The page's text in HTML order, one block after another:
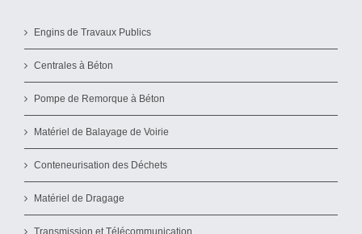
Engins de Travaux Publics
Centrales à Béton
Pompe de Remorque à Béton
Matériel de Balayage de Voirie
Conteneurisation des Déchets
Matériel de Dragage